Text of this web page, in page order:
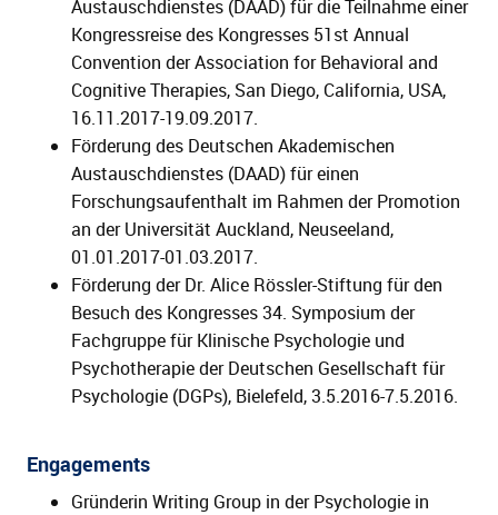
Austauschdienstes (DAAD) für die Teilnahme einer
Kongressreise des Kongresses 51st Annual
Convention der Association for Behavioral and
Cognitive Therapies, San Diego, California, USA,
16.11.2017-19.09.2017.
Förderung des Deutschen Akademischen
Austauschdienstes (DAAD) für einen
Forschungsaufenthalt im Rahmen der Promotion
an der Universität Auckland, Neuseeland,
01.01.2017-01.03.2017.
Förderung der Dr. Alice Rössler-Stiftung für den
Besuch des Kongresses 34. Symposium der
Fachgruppe für Klinische Psychologie und
Psychotherapie der Deutschen Gesellschaft für
Psychologie (DGPs), Bielefeld, 3.5.2016-7.5.2016.
Engagements
Gründerin Writing Group in der Psychologie in